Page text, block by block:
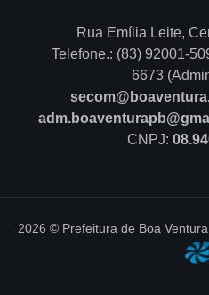
Rua Emília Leite,
Telefone.: (83) 92001-
6673
CNPJ:
2026 © Prefeitura de Boa